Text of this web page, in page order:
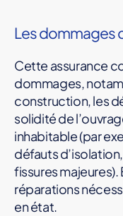
Les dommages
Cette assurance
dommages,
construction, les
solidité de
inhabitable (par
défauts
fissures majeures).
réparations
en état.